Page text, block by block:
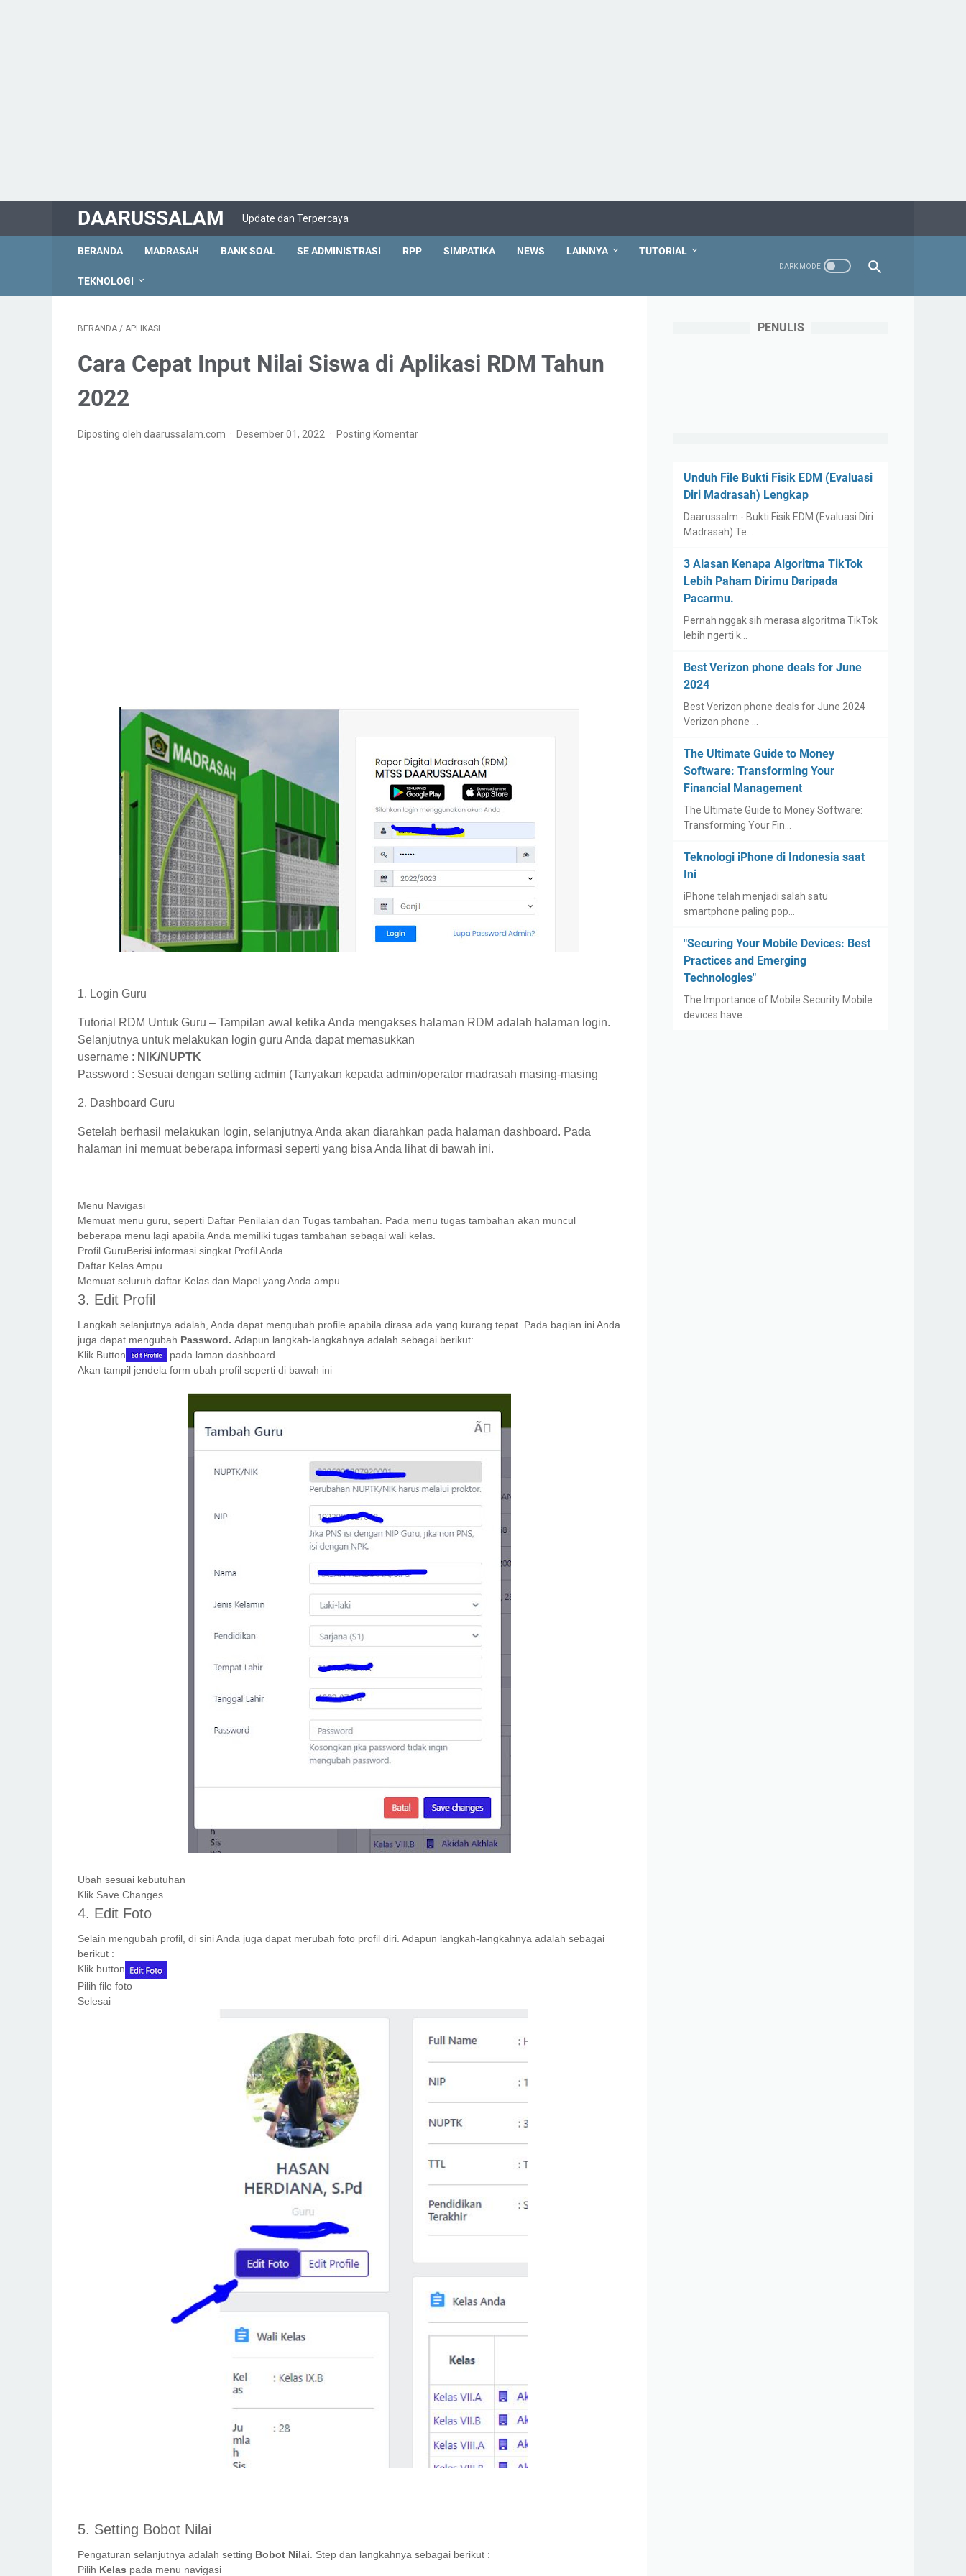
DAARUSSALAM Update dan Terpercaya
BERANDA MADRASAH BANK SOAL SE ADMINISTRASI RPP SIMPATIKA NEWS LAINNYA TUTORIAL
TEKNOLOGI
BERANDA / APLIKASI
Cara Cepat Input Nilai Siswa di Aplikasi RDM Tahun
2022
Diposting oleh daarussalam.com Desember 01, 2022 Posting Komentar
1. Login Guru
Tutorial RDM Untuk Guru – Tampilan awal ketika Anda mengakses halaman RDM adalah halaman login.
Selanjutnya untuk melakukan login guru Anda dapat memasukkan
username : NIK/NUPTK
Password : Sesuai dengan setting admin (Tanyakan kepada admin/operator madrasah masing-masing
2. Dashboard Guru
Setelah berhasil melakukan login, selanjutnya Anda akan diarahkan pada halaman dashboard. Pada
halaman ini memuat beberapa informasi seperti yang bisa Anda lihat di bawah ini.
Menu Navigasi
Memuat menu guru, seperti Daftar Penilaian dan Tugas tambahan. Pada menu tugas tambahan akan muncul
beberapa menu lagi apabila Anda memiliki tugas tambahan sebagai wali kelas.
Profil GuruBerisi informasi singkat Profil Anda
Daftar Kelas Ampu
Memuat seluruh daftar Kelas dan Mapel yang Anda ampu.
3. Edit Profil
Langkah selanjutnya adalah, Anda dapat mengubah profile apabila dirasa ada yang kurang tepat. Pada bagian ini Anda
juga dapat mengubah Password. Adapun langkah-langkahnya adalah sebagai berikut:
Klik Button
pada laman dashboard
Akan tampil jendela form ubah profil seperti di bawah ini
Ubah sesuai kebutuhan
Klik Save Changes
4. Edit Foto
Selain mengubah profil, di sini Anda juga dapat merubah foto profil diri. Adapun langkah-langkahnya adalah sebagai
berikut :
Klik button
Pilih file foto
Selesai
5. Setting Bobot Nilai
Pengaturan selanjutnya adalah setting Bobot Nilai. Step dan langkahnya sebagai berikut :
Pilih Kelas pada menu navigasi
PENULIS
Unduh File Bukti Fisik EDM (Evaluasi
Diri Madrasah) Lengkap
Daarussalm - Bukti Fisik EDM (Evaluasi Diri
Madrasah) Te…
3 Alasan Kenapa Algoritma TikTok
Lebih Paham Dirimu Daripada
Pacarmu.
Pernah nggak sih merasa algoritma TikTok
lebih ngerti k…
Best Verizon phone deals for June
2024
Best Verizon phone deals for June 2024
Verizon phone …
The Ultimate Guide to Money
Software: Transforming Your
Financial Management
The Ultimate Guide to Money Software:
Transforming Your Fin…
Teknologi iPhone di Indonesia saat
Ini
iPhone telah menjadi salah satu
smartphone paling pop…
"Securing Your Mobile Devices: Best
Practices and Emerging
Technologies"
The Importance of Mobile Security Mobile
devices have…